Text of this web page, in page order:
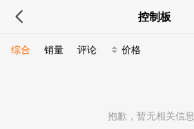
控制板
综合 销量 评论 价格
抱歉，暂无相关信息